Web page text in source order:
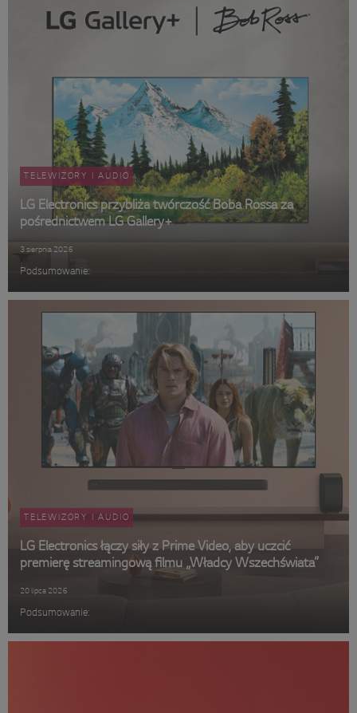
TELEWIZORY I AUDIO
LG Electronics przybliża twórczość Boba Rossa za
pośrednictwem LG Gallery+
3 sierpnia 2026
Podsumowanie:
TELEWIZORY I AUDIO
LG Electronics łączy siły z Prime Video, aby uczcić
premierę streamingową filmu „Władcy Wszechświata”
20 lipca 2026
Podsumowanie: